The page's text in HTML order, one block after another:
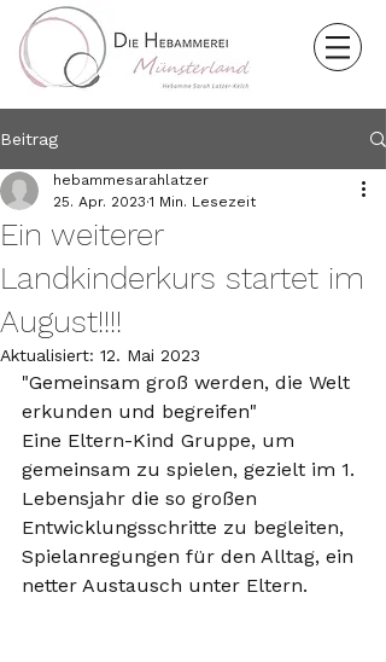
Beitrag
Ein weiterer
Landkinderkurs startet im
August!!!!
hebammesarahlatzer
25. Apr. 2023 1 Min. Lesezeit
Aktualisiert: 12. Mai 2023
"Gemeinsam groß werden, die Welt
erkunden und begreifen"
Eine Eltern-Kind Gruppe, um
gemeinsam zu spielen, gezielt im 1.
Lebensjahr die so großen
Entwicklungsschritte zu begleiten,
Spielanregungen für den Alltag, ein
netter Austausch unter Eltern.